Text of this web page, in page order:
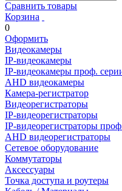
Сравнить товары
Корзина
0
Оформить
Видеокамеры
IP-видеокамеры
IP-видеокамеры проф.
AHD видеокамеры
Камера-регистратор
Видеорегистраторы
IP-видеорегистраторы
IP-видеорегистраторы
AHD видеорегистраторы
Сетевое оборудование
Коммутаторы
Аксессуары
Точка доступа и роутеры